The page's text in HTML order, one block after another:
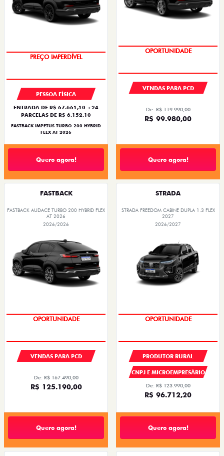
PESSOA FÍSICA
ENTRADA DE R$ 67.661,10 +24
PARCELAS DE R$ 6.152,10
FASTBACK IMPETUS TURBO 200 HYBRID
FLEX AT 2026
Quero agora!
OPORTUNIDADE
VENDAS PARA PCD
De: R$ 119.990,00
R$ 99.980,00
Quero agora!
FASTBACK
FASTBACK AUDACE TURBO 200 HYBRID FLEX
AT 2026
2026/2026
OPORTUNIDADE
VENDAS PARA PCD
De: R$ 167.490,00
R$ 125.190,00
Quero agora!
STRADA
STRADA FREEDOM CABINE DUPLA 1.3 FLEX
2027
2026/2027
OPORTUNIDADE
PRODUTOR RURAL
CNPJ E MICROEMPRESÁRIO
De: R$ 123.990,00
R$ 96.712,20
Quero agora!